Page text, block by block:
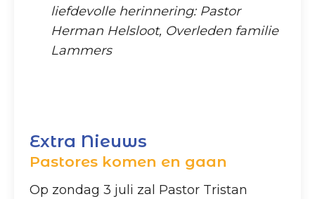
liefdevolle herinnering: Pastor
Herman Helsloot, Overleden familie
Lammers
Extra Nieuws
Pastores komen en gaan
Op zondag 3 juli zal Pastor Tristan